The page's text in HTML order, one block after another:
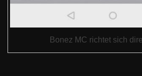
Bonez MC richtet sich